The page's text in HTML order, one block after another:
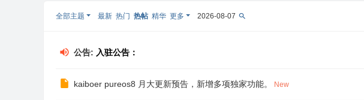
全部主题 最新 热门 热帖 精华 更多 2026-08-07
公告: 入驻公告：
kaiboer pureos8 月大更新预告，新增多项独家功能。 New